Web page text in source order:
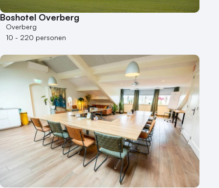
Boshotel Overberg
Overberg
10 - 220 personen